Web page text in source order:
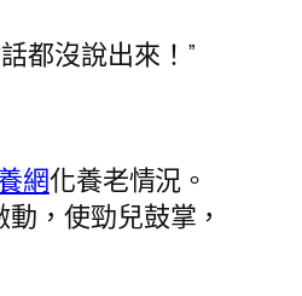
都沒說出來！”
網化養老情況。
，使勁兒鼓掌，